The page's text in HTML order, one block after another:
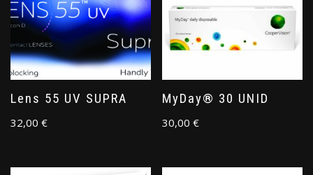
Lens 55 UV SUPRA
32,00 €
MyDay® 30 UNID
30,00€